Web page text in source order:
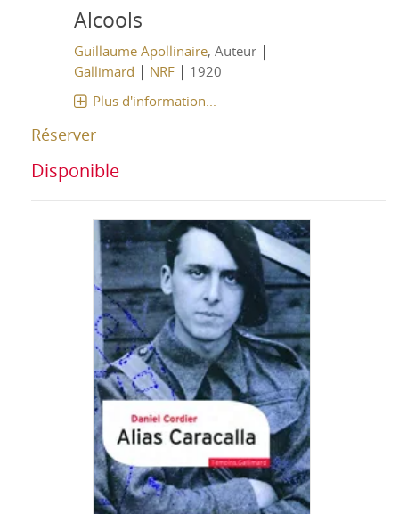
Alcools
Guillaume Apollinaire, Auteur |
Gallimard | NRF| 1920
Plus d'information...
Réserver
Disponible